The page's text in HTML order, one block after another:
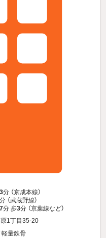
分 （京成本線）
分 （武蔵野線）
分 歩3分 （京葉線など）
1丁目35-20
軽量鉄骨